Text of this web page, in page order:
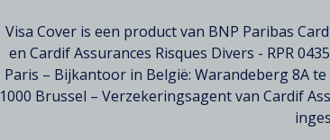
Texte
Visa Cover is een product van BNP Paribas
en Cardif Assurances Risques Divers - RPR
Paris – Bijkantoor in België: Warandeberg 8A
1000 Brussel – Verzekeringsagent van Cardif